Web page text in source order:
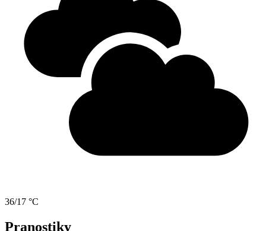
36/17 °C
Pranostiky